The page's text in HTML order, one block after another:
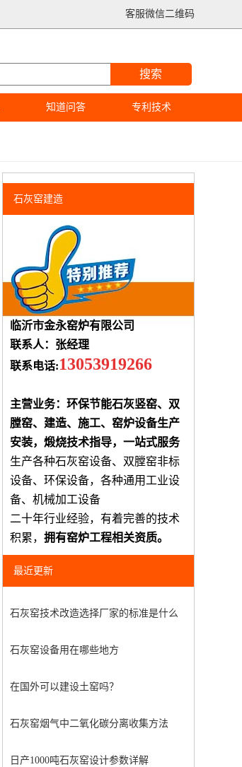
客服微信二维码
搜索
知道问答 专利技术
石灰窑建造
临沂市金永窑炉有限公司
联系人：张经理
联系电话:13053919266
主营业务：环保节能石灰竖窑、双
膛窑、建造、施工、窑炉设备生产
安装，煅烧技术指导，一站式服务
生产各种石灰窑设备、双膛窑非标
设备、环保设备，各种通用工业设
备、机械加工设备
二十年行业经验，有着完善的技术
积累， 拥有窑炉工程相关资质。
最近更新
石灰窑技术改造选择厂家的标准是什么
石灰窑设备用在哪些地方
在国外可以建设土窑吗？
石灰窑烟气中二氧化碳分离收集方法
日产1000吨石灰窑设计参数详解